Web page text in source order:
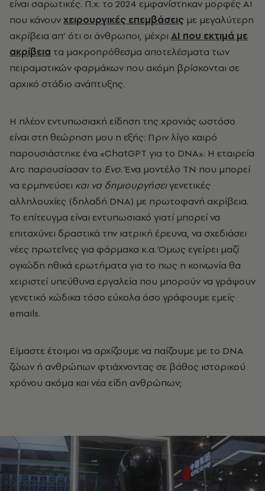
είναι σαρωτικές. Π.χ. το 2024 εμφανίστηκαν μορφές ΑΙ
που κάνουνχειρουργικές επεμβάσεις με μεγαλύτερη
ακρίβεια απ’ ότι οι άνθρωποι, μέχρι ΑΙ που εκτιμά με
ακρίβεια τα μακροπρόθεσμα αποτελέσματα των
πειραματικών φαρμάκων που ακόμη βρίσκονται σε
αρχικό στάδιο ανάπτυξης.
Η πλέον εντυπωσιακή είδηση της χρονιάς ωστόσο
είναι στη θεώρηση μου η εξής: Πριν λίγο καιρό
παρουσιάστηκε ένα «ChatGPT για το DNA»: Η εταιρεία
Arc παρουσίασαν το Evo. Ένα μοντέλο ΤΝ που μπορεί
να ερμηνεύσει και να δημιουργήσειγενετικές
αλληλουχίες (δηλαδή DNA) με πρωτοφανή ακρίβεια.
To επίτευγμα είναι εντυπωσιακό γιατί μπορεί να
επιταχύνει δραστικά την ιατρική έρευνα, να σχεδιάσει
νέες πρωτεΐνες για φάρμακα κ.α. Όμως εγείρει μαζί
ογκώδη ηθικά ερωτήματα για το πως η κοινωνία θα
χειριστεί υπεύθυνα εργαλεία που μπορούν να γράψουν
γενετικό κώδικα τόσο εύκολα όσο γράφουμε εμείς
emails.
Είμαστε έτοιμοι να αρχίζουμε να παίζουμε με το DNA
ζώων ή ανθρώπων φτιάχνοντας σε βάθος ιστορικού
χρόνου ακόμα και νέα είδη ανθρώπων;